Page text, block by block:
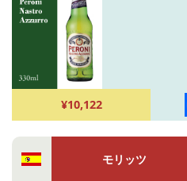
¥10,122
モリッツ